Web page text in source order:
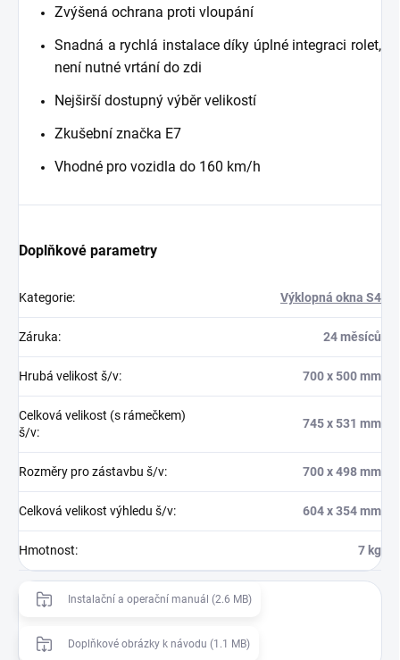
Zvýšená ochrana proti vloupání
Snadná a rychlá instalace díky úplné integraci rolet,
není nutné vrtání do zdi
Nejširší dostupný výběr velikostí
Zkušební značka E7
Vhodné pro vozidla do 160 km/h
Doplňkové parametry
Kategorie: Výklopná okna S4
Záruka: 24 měsíců
Hrubá velikost š/v: 700 x 500 mm
Celková velikost (s rámečkem)
š/v:
745 x 531 mm
Rozměry pro zástavbu š/v: 700 x 498 mm
Celková velikost výhledu š/v: 604 x 354 mm
Hmotnost: 7 kg
Instalační a operační manuál (2.6 MB)
Doplňkové obrázky k návodu (1.1 MB)